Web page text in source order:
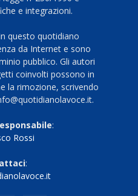
e integrazioni.
questo quotidiano
da Internet e sono
pubblico. Gli autori
coinvolti possono in
la rimozione, scrivendo
:
Rossi
: